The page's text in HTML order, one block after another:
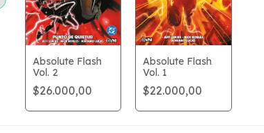
Absolute Flash
Vol. 2
$26.000,00
Absolute Flash
Vol. 1
$22.000,00